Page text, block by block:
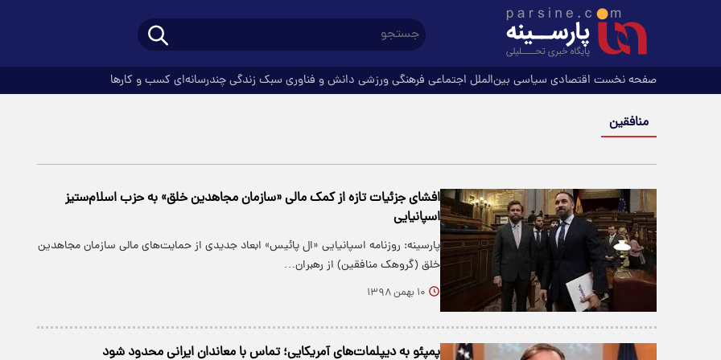
صفحه نخست اقتصادی سیاسی بین‌الملل اجتماعی فرهنگیورزشی دانش و فناوری سبک زندگیچندرسانه‌ای کسب و کارها
منافقین
افشای جزئیات تازه از کمک مالی «سازمان مجاهدین خلق» به حزب اسلام‌ستیز
اسپانیایی
پارسینه: روزنامه اسپانیایی «ال پائیس» ابعاد جدیدی از حمایت‌های مالی سازمان مجاهدین
خلق (گروهک منافقین) از رهبران…
۱۰ بهمن ۱۳۹۸
پمپئو به دیپلمات‌های آمریکایی؛ تماس با معاندان ایرانی محدود شود